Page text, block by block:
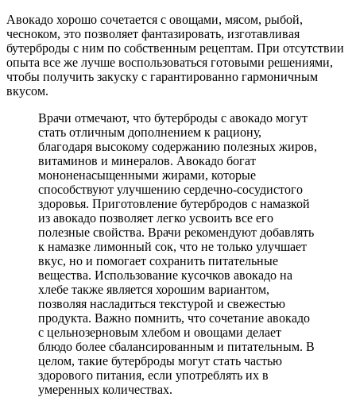
Авокадо хорошо сочетается с овощами, мясом, рыбой,
чесноком, это позволяет фантазировать, изготавливая
бутерброды с ним по собственным рецептам. При отсутствии
опыта все же лучше воспользоваться готовыми решениями,
чтобы получить закуску с гарантированно гармоничным
вкусом.
Врачи отмечают, что бутерброды с авокадо могут
стать отличным дополнением к рациону,
благодаря высокому содержанию полезных жиров,
витаминов и минералов. Авокадо богат
мононенасыщенными жирами, которые
способствуют улучшению сердечно-сосудистого
здоровья. Приготовление бутербродов с намазкой
из авокадо позволяет легко усвоить все его
полезные свойства. Врачи рекомендуют добавлять
к намазке лимонный сок, что не только улучшает
вкус, но и помогает сохранить питательные
вещества. Использование кусочков авокадо на
хлебе также является хорошим вариантом,
позволяя насладиться текстурой и свежестью
продукта. Важно помнить, что сочетание авокадо
с цельнозерновым хлебом и овощами делает
блюдо более сбалансированным и питательным. В
целом, такие бутерброды могут стать частью
здорового питания, если употреблять их в
умеренных количествах.